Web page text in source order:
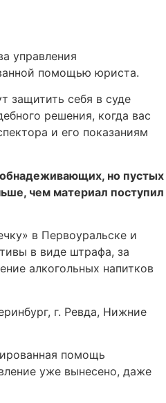
управления
помощью юриста.
защитить себя в суде
решения, когда вас
и его показаниям
обнадеживающих, но пустых
чем материал поступил
в Первоуральске и
в виде штрафа, за
алкогольных напитков
г. Ревда, Нижние
помощь
уже вынесено, даже